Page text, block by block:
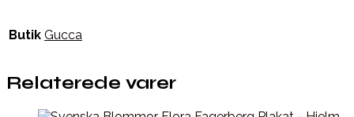
Butik Gucca
Relaterede varer